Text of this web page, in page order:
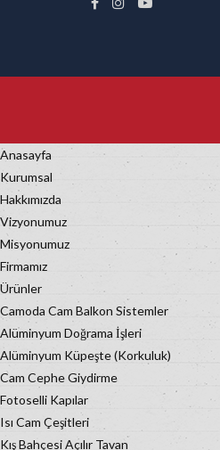
Anasayfa
Kurumsal
Hakkımızda
Vizyonumuz
Misyonumuz
Firmamız
Ürünler
Camoda Cam Balkon Sistemler
Alüminyum Doğrama İşleri
Alüminyum Küpeşte (Korkuluk)
Cam Cephe Giydirme
Fotoselli Kapılar
Isı Cam Çeşitleri
Kış Bahçesi Açılır Tavan